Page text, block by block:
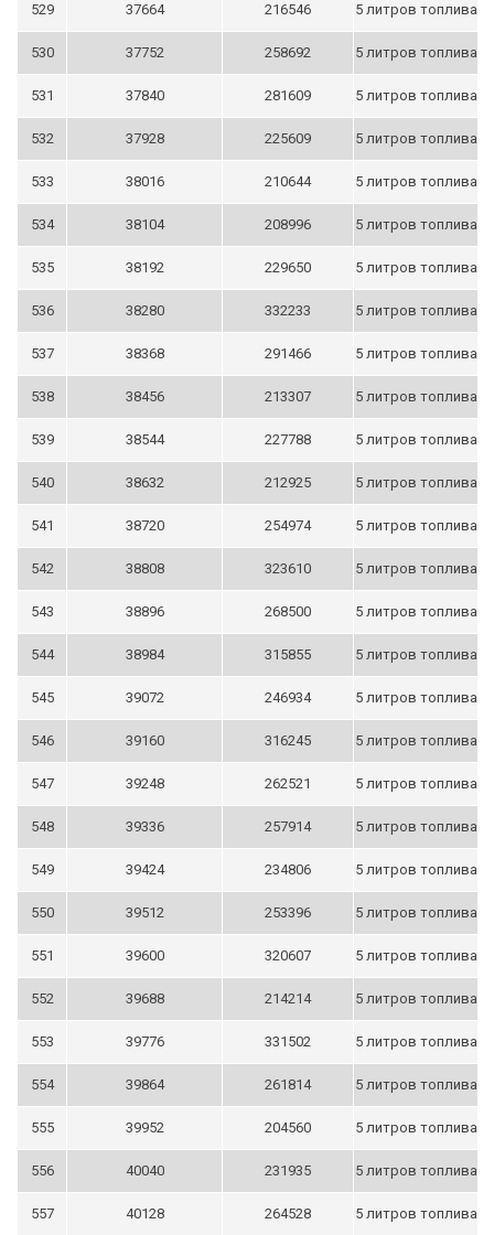
529 37664 216546 5 литров топлива
530 37752 258692 5 литров топлива
531 37840 281609 5 литров топлива
532 37928 225609 5 литров топлива
533 38016 210644 5 литров топлива
534 38104 208996 5 литров топлива
535 38192 229650 5 литров топлива
536 38280 332233 5 литров топлива
537 38368 291466 5 литров топлива
538 38456 213307 5 литров топлива
539 38544 227788 5 литров топлива
540 38632 212925 5 литров топлива
541 38720 254974 5 литров топлива
542 38808 323610 5 литров топлива
543 38896 268500 5 литров топлива
544 38984 315855 5 литров топлива
545 39072 246934 5 литров топлива
546 39160 316245 5 литров топлива
547 39248 262521 5 литров топлива
548 39336 257914 5 литров топлива
549 39424 234806 5 литров топлива
550 39512 253396 5 литров топлива
551 39600 320607 5 литров топлива
552 39688 214214 5 литров топлива
553 39776 331502 5 литров топлива
554 39864 261814 5 литров топлива
555 39952 204560 5 литров топлива
556 40040 231935 5 литров топлива
557 40128 264528 5 литров топлива